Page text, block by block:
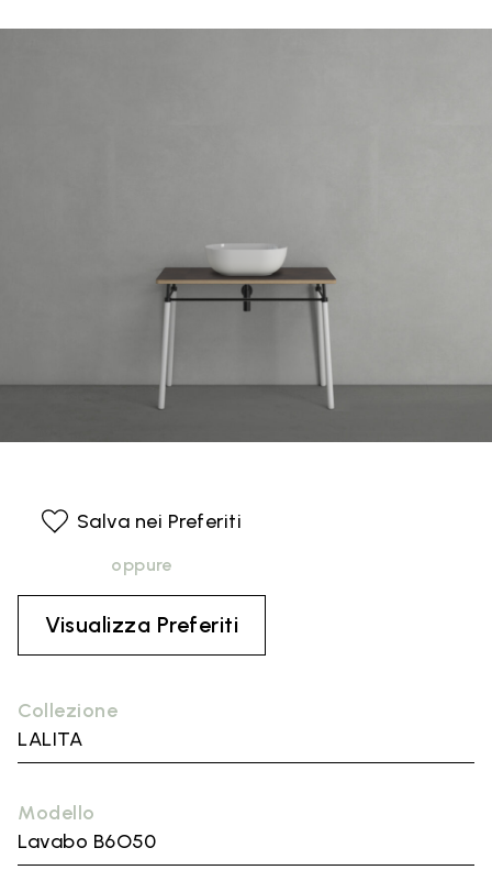
Collezione
LALITA
Modello
Lavabo B6O50
Salva nei Preferiti
oppure
Visualizza Preferiti